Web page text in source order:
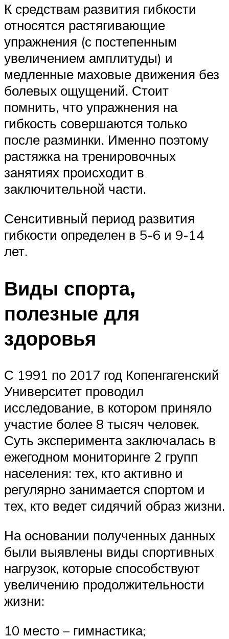
К средствам развития гибкости
относятся растягивающие
упражнения (с постепенным
увеличением амплитуды) и
медленные маховые движения без
болевых ощущений. Стоит
помнить, что упражнения на
гибкость совершаются только
после разминки. Именно поэтому
растяжка на тренировочных
занятиях происходит в
заключительной части.
Сенситивный период развития
гибкости определен в 5-6 и 9-14
лет.
Виды спорта,
полезные для
здоровья
С 1991 по 2017 год Копенгагенский
Университет проводил
исследование, в котором приняло
участие более 8 тысяч человек.
Суть эксперимента заключалась в
ежегодном мониторинге 2 групп
населения: тех, кто активно и
регулярно занимается спортом и
тех, кто ведет сидячий образ жизни.
На основании полученных данных
были выявлены виды спортивных
нагрузок, которые способствуют
увеличению продолжительности
жизни:
10 место – гимнастика;